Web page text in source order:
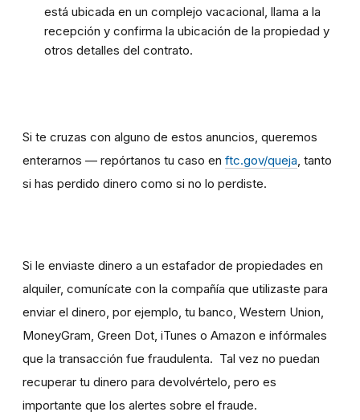
está ubicada en un complejo vacacional, llama a la
recepción y confirma la ubicación de la propiedad y
otros detalles del contrato.
Si te cruzas con alguno de estos anuncios, queremos
enterarnos — repórtanos tu caso en ftc.gov/queja, tanto
si has perdido dinero como si no lo perdiste.
Si le enviaste dinero a un estafador de propiedades en
alquiler, comunícate con la compañía que utilizaste para
enviar el dinero, por ejemplo, tu banco, Western Union,
MoneyGram, Green Dot, iTunes o Amazon e infórmales
que la transacción fue fraudulenta. Tal vez no puedan
recuperar tu dinero para devolvértelo, pero es
importante que los alertes sobre el fraude.